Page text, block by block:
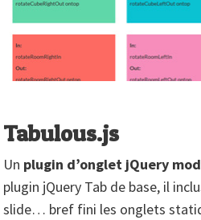
Tabulous.js
Un plugin d’onglet jQuery
plugin jQuery Tab de base, il
slide… bref fini les onglets